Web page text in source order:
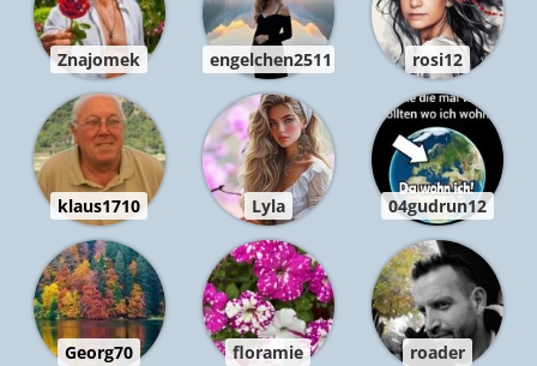
Znajomek engelchen2511 rosi12
klaus1710 Lyla 04gudrun12
Georg70 floramie roader